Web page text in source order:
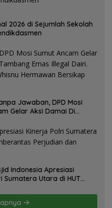
2026 di Sejumlah Sekolah
Jawaban, DPD Mosi
Gelar Aksi Damai Di
Bersikap Tegas .
Indonesia Apresiasi
Sumatera Utara di HUT